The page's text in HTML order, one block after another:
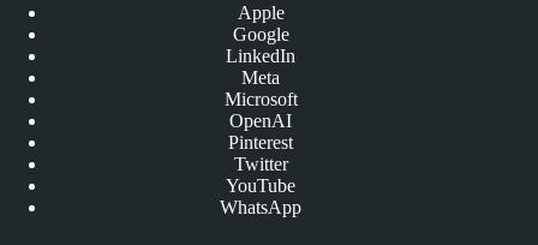
Apple
Google
LinkedIn
Meta
Microsoft
OpenAI
Pinterest
Twitter
YouTube
WhatsApp